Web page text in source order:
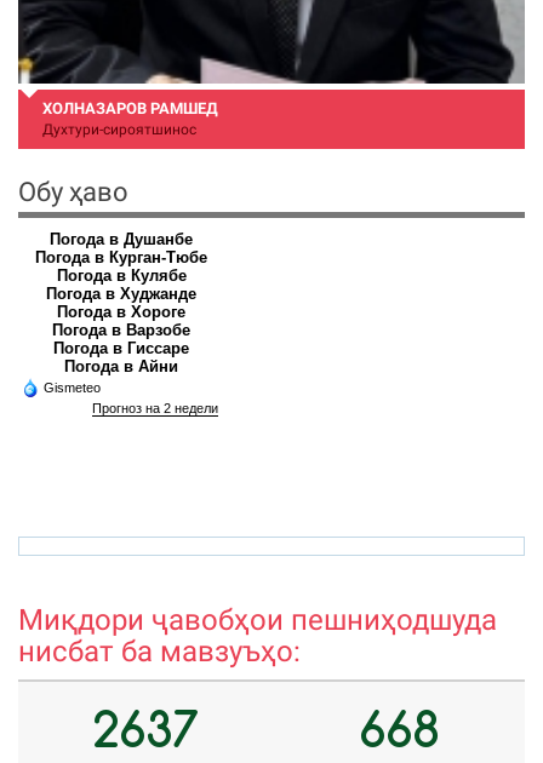
ХОЛНАЗАРОВ РАМШЕД
Духтури-сироятшинос
Обу ҳаво
Погода в Душанбе
Погода в Курган-Тюбе
Погода в Кулябе
Погода в Худжанде
Погода в Хороге
Погода в Варзобе
Погода в Гиссаре
Погода в Айни
Gismeteo
Прогноз на 2 недели
Миқдори ҷавобҳои пешниҳодшуда
нисбат ба мавзуъҳо:
2637 668